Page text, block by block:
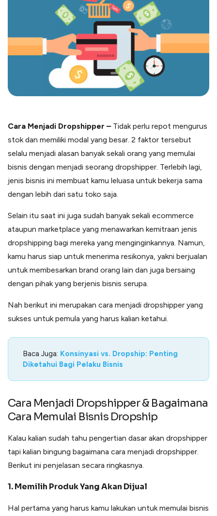
Paper XB
Bayar luar negeri pakai kartu kredit
Kartu Kredit Bisnis
Paper Card
Satu kartu untuk bisnis & personal
Paper Horizon
Kartu korporat expense terlengkap
Food & Beverages
Kelola Multi Outlet & Supplier
Konstruksi
Health & Beauty
Terima Pembayaran Instan Dan CC
Lainnya
Open API
Integrasi sistem bisnis dengan API
Software Akuntansi
Integrasi Accurate
Integrasi Paper dengan Accurate
Kumpulan tips dan informasi bisnis
Cara Menjadi Dropshipper – Tidak perlu repot mengurus
stok dan memiliki modal yang besar. 2 faktor tersebut
selalu menjadi alasan banyak sekali orang yang memulai
bisnis dengan menjadi seorang dropshipper. Terlebih lagi,
jenis bisnis ini membuat kamu leluasa untuk bekerja sama
dengan lebih dari satu toko saja.
Selain itu saat ini juga sudah banyak sekali ecommerce
ataupun marketplace yang menawarkan kemitraan jenis
dropshipping bagi mereka yang menginginkannya. Namun,
kamu harus siap untuk menerima resikonya, yakni berjualan
untuk membesarkan brand orang lain dan juga bersaing
dengan pihak yang berjenis bisnis serupa.
Nah berikut ini merupakan cara menjadi dropshipper yang
sukses untuk pemula yang harus kalian ketahui.
Baca Juga: Konsinyasi vs. Dropship: Penting
Diketahui Bagi Pelaku Bisnis
Cara Menjadi Dropshipper & Bagaimana
Cara Memulai Bisnis Dropship
Kalau kalian sudah tahu pengertian dasar akan dropshipper
tapi kalian bingung bagaimana cara menjadi dropshipper.
Berikut ini penjelasan secara ringkasnya.
1. Memilih Produk Yang Akan Dijual
Hal pertama yang harus kamu lakukan untuk memulai bisnis